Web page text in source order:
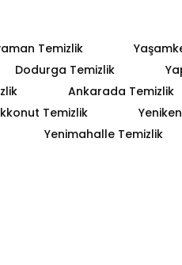
Temizlik
Dodurga Temizlik
Ankarada Temizlik
Temizlik
Yenimahalle Temizlik